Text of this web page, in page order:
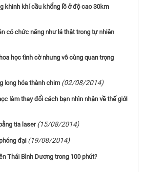
khinh khí cầu khổng lồ ở độ cao 30km
có chức năng như lá thật trong tự nhiên
học tình cờ nhưng vô cùng quan trọng
long hóa thành chim (02/08/2014)
làm thay đổi cách bạn nhìn nhận về thế giới
tia laser (15/08/2014)
đại (19/08/2014)
Thái Bình Dương trong 100 phút?